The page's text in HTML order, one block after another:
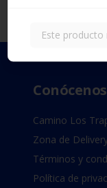
Conócenos
Camino Los
Zona de
Términos y
Política de
Este